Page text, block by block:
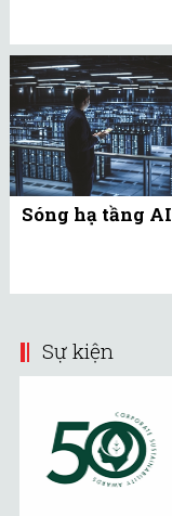
Sóng hạ tầng AI
Sự kiện